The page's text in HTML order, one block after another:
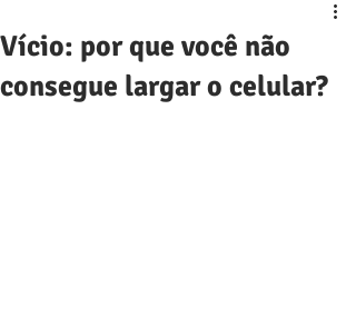
Vício: por que você não
consegue largar o celular?